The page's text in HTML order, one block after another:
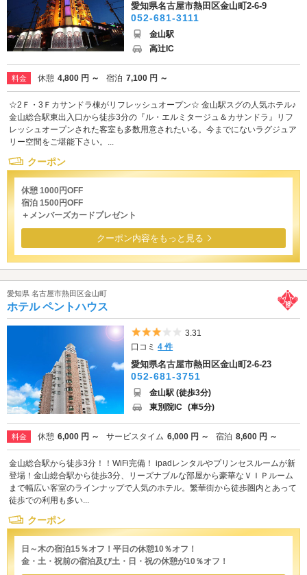
愛知県名古屋市熱田区金山町2-6-9
052-681-3111
金山駅
高辻IC
料金 休憩 4,800 円 ～ 宿泊 7,100 円 ～
☆2Ｆ・3Ｆカサンドラ棟がリフレッシュオープン☆ 金山駅スグの人気ホテル♪
金山総合駅東出入口から徒歩3分の『ル・エルミタージュ＆カサンドラ』リフ
レッシュオープンされた客室も多数用意されたいる。今までにないラグジュア
リー空間をご堪能下さい。...
クーポン
休憩 1000円OFF
宿泊 1500円OFF
＋メンバーズカードプレゼント
クーポン内容をもっと見る
愛知県 名古屋市熱田区金山町
ホテル ペントハウス
5つ星のうち3
3.31
口コミ4 件
愛知県名古屋市熱田区金山町2-6-23
052-681-3751
金山駅 (徒歩3分)
東別院IC (車5分)
料金 休憩 6,000 円 ～ サービスタイム 6,000 円 ～ 宿泊 8,600 円 ～
金山総合駅から徒歩3分！！WiFi完備！ ipadレンタルやプリンセスルームが新
登場！金山総合駅から徒歩3分、リーズナブルな部屋から豪華なＶＩＰルーム
まで幅広い客室のラインナップで人気のホテル。繁華街から徒歩圏内とあって
徒歩での利用も多い...
クーポン
日～木の宿泊15％オフ！平日の休憩10％オフ！
金・土・祝前の宿泊及び土・日・祝の休憩が10％オフ！